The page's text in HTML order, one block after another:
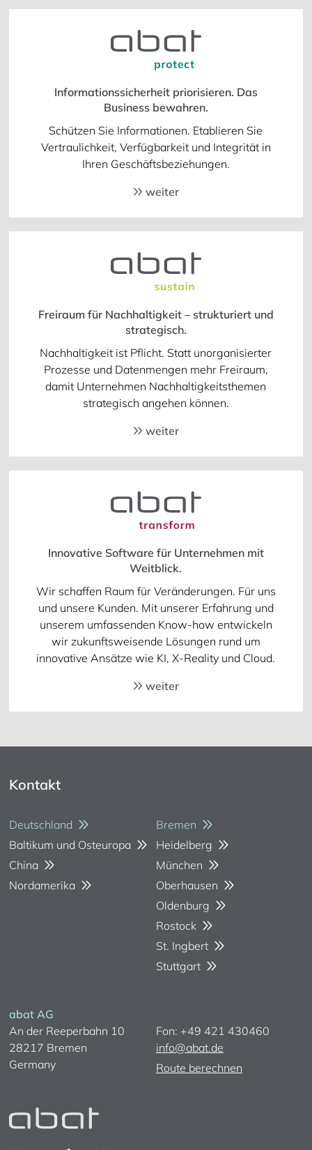
Informationssicherheit priorisieren. Das
Business bewahren.
Schützen Sie Informationen. Etablieren Sie
Vertraulichkeit, Verfügbarkeit und Integrität in
Ihren Geschäftsbeziehungen.
weiter
Freiraum für Nachhaltigkeit – strukturiert und
strategisch.
Nachhaltigkeit ist Pflicht. Statt unorganisierter
Prozesse und Datenmengen mehr Freiraum,
damit Unternehmen Nachhaltigkeitsthemen
strategisch angehen können.
weiter
Innovative Software für Unternehmen mit
Weitblick.
Wir schaffen Raum für Veränderungen. Für uns
und unsere Kunden. Mit unserer Erfahrung und
unserem umfassenden Know-how entwickeln
wir zukunftsweisende Lösungen rund um
innovative Ansätze wie KI, X-Reality und Cloud.
weiter
Kontakt
Deutschland
Baltikum und Osteuropa
China
Nordamerika
Bremen
Heidelberg
München
Oberhausen
Oldenburg
Rostock
St. Ingbert
Stuttgart
abat AG
An der Reeperbahn 10
28217 Bremen
Germany
Fon: +49 421 430460
info@abat.de
Route berechnen